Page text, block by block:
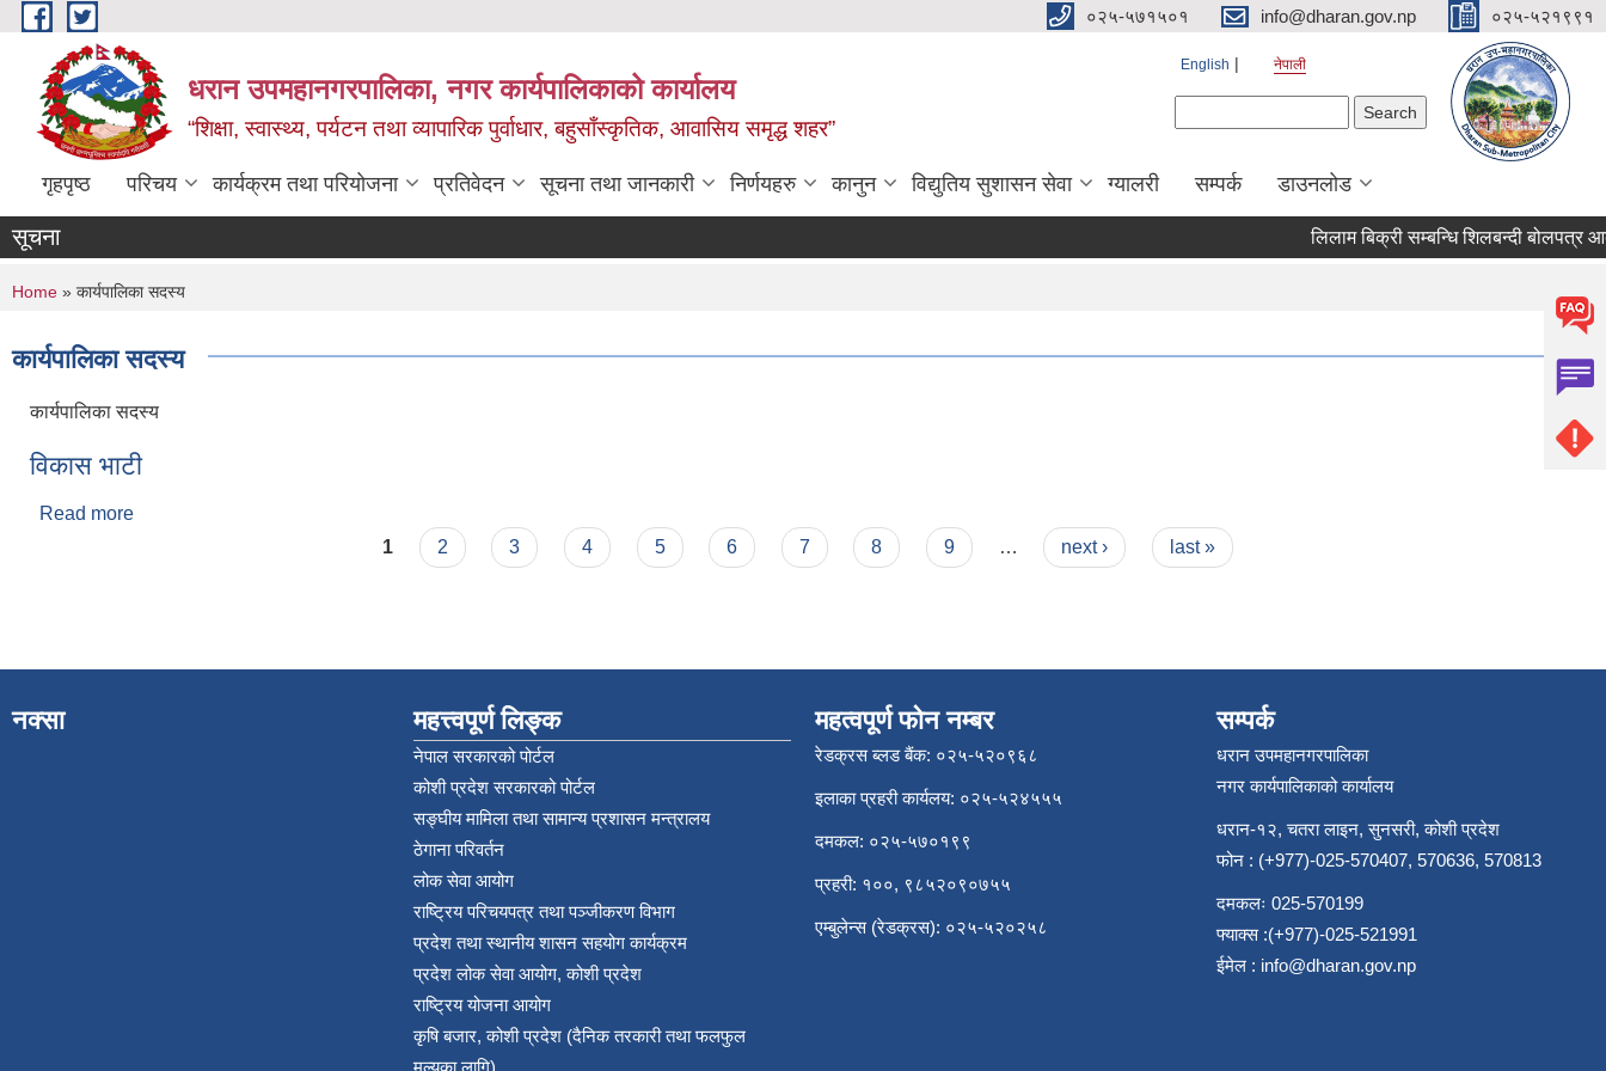
Skip to main content ०२५-५७१५०१ info@dharan.gov.np ०२५-५२१९९१
धरान उपमहानगरपालिका, नगर कार्यपालिकाको कार्यालय
“शिक्षा, स्वास्थ्य, पर्यटन तथा व्यापारिक पुर्वाधार, बहुसाँस्कृतिक, आवासिय समृद्ध शहर”
English नेपाली
गृहपृष्ठ परिचय कार्यक्रम तथा परियोजना प्रतिवेदन सूचना तथा जानकारी निर्णयहरु कानुन विद्युतिय सुशासन सेवा ग्यालरी सम्पर्क डाउनलोड
सूचना लिलाम
You are here
Home » कार्यपालिका सदस्य
कार्यपालिका सदस्य
कार्यपालिका सदस्य
विकास भाटी
Read more
1 2 3 4 5 6 7 8 9 … next › last »
नक्सा महत्त्वपूर्ण लिङ्क
नेपाल सरकारको पोर्टल
कोशी प्रदेश सरकारको पोर्टल
सङ्‍घीय मामिला तथा सामान्य प्रशासन मन्त्रालय
ठेगाना परिवर्तन
लोक सेवा आयोग
राष्ट्रिय परिचयपत्र तथा पञ्‍जीकरण विभाग
प्रदेश तथा स्थानीय शासन सहयोग कार्यक्रम
प्रदेश लोक सेवा आयोग, कोशी प्रदेश
राष्ट्रिय योजना आयोग
कृषि बजार, कोशी प्रदेश (दैनिक तरकारी तथा फलफुल
मुल्यका लागि)
महत्वपूर्ण फोन नम्बर
रेडक्रस ब्लड बैंक: ०२५-५२०९६८
इलाका प्रहरी कार्यलय: ०२५-५२४५५५
दमकल: ०२५-५७०१९९
प्रहरी: १००, ९८५२०९०७५५
एम्बुलेन्स (रेडक्रस): ०२५-५२०२५८
सम्पर्क
धरान उपमहानगरपालिका
नगर कार्यपालिकाको कार्यालय
धरान-१२, चतरा लाइन, सुनसरी, कोशी प्रदेश
फोन : (+977)-025-570407, 570636, 570813
दमकलः 025-570199
फ्याक्स :(+977)-025-521991
ईमेल : info@dharan.gov.np